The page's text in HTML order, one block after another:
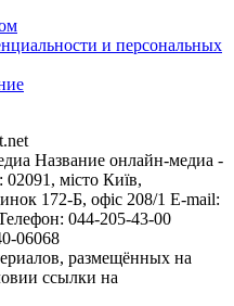
и персональных
Название онлайн-медиа -
місто Київ,
172-Б, офіс 208/1 E-mail:
044-205-43-00
06068
размещённых на
ссылки на